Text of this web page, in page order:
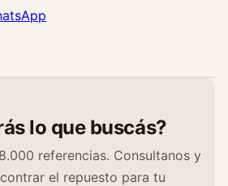
lo que buscás?
referencias. Consultanos y
el repuesto para tu